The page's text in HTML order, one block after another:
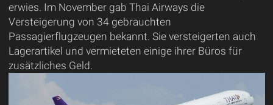
erwies. Im November gab Thai Airways die
Versteigerung von 34 gebrauchten
Passagierflugzeugen bekannt. Sie versteigerten auch
Lagerartikel und vermieteten einige ihrer Büros für
zusätzliches Geld.